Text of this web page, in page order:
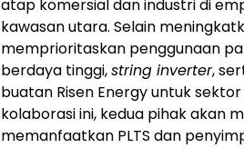
atap komersial dan industri di
kawasan utara. Selain
memprioritaskan penggunaan
berdaya tinggi,string inverter,
buatan Risen Energy untuk
kolaborasi ini, kedua pihak akan
memanfaatkan PLTS dan